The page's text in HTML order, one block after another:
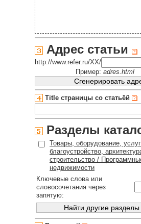
Адрес статьи
http://www.refer.ru/XX/
Пример: adres.html
Title страницы со статьёй
Разделы
Товары, оборудование,
благоустройство,
строительство /
недвижимости
Ключевые слова или
словосочетания через
запятую: